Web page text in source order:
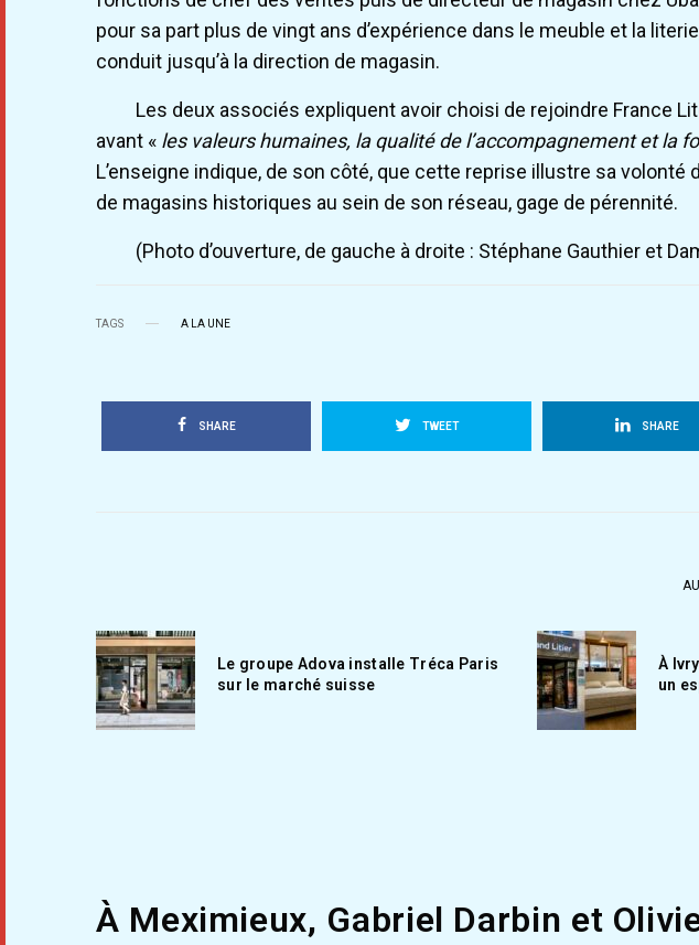
pour sa part plus de vingt ans d’expérience dans le meuble et la
conduit jusqu’à la direction de magasin.
Les deux associés expliquent avoir choisi de rejoindre France
avant « les valeurs humaines, la qualité de l’accompagnement et la
L’enseigne indique, de son côté, que cette reprise illustre sa volonté
de magasins historiques au sein de son réseau, gage de pérennité.
(Photo d’ouverture, de gauche à droite : Stéphane Gauthier et
TAGS A LA UNE
SHARE TWEET SHARE
Le groupe Adova installe Tréca Paris
sur le marché suisse
À
un
À Meximieux, Gabriel Darbin et